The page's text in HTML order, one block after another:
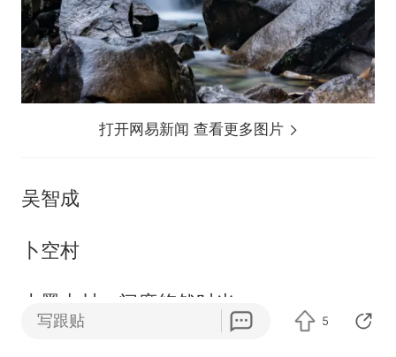
打开网易新闻 查看更多图片
吴智成
卜空村
水墨古村，闲度悠然时光
写跟贴 5